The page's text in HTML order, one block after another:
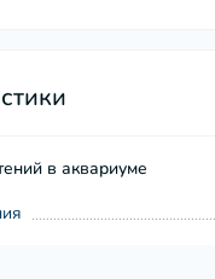
в аквариуме